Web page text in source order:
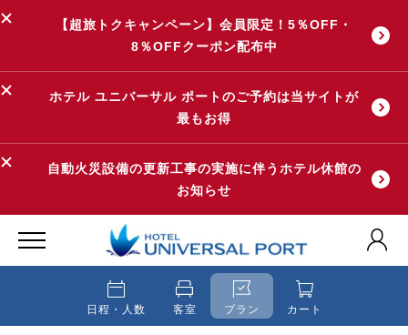
【超旅トクキャンペーン】会員限定！5％OFF・
8％OFFクーポン配布中
ホテル ユニバーサル ポートのご予約は当サイトが
最もお得
自動火災設備の更新工事の実施に伴うホテル休館の
お知らせ
日程・人数 客室 プラン カート